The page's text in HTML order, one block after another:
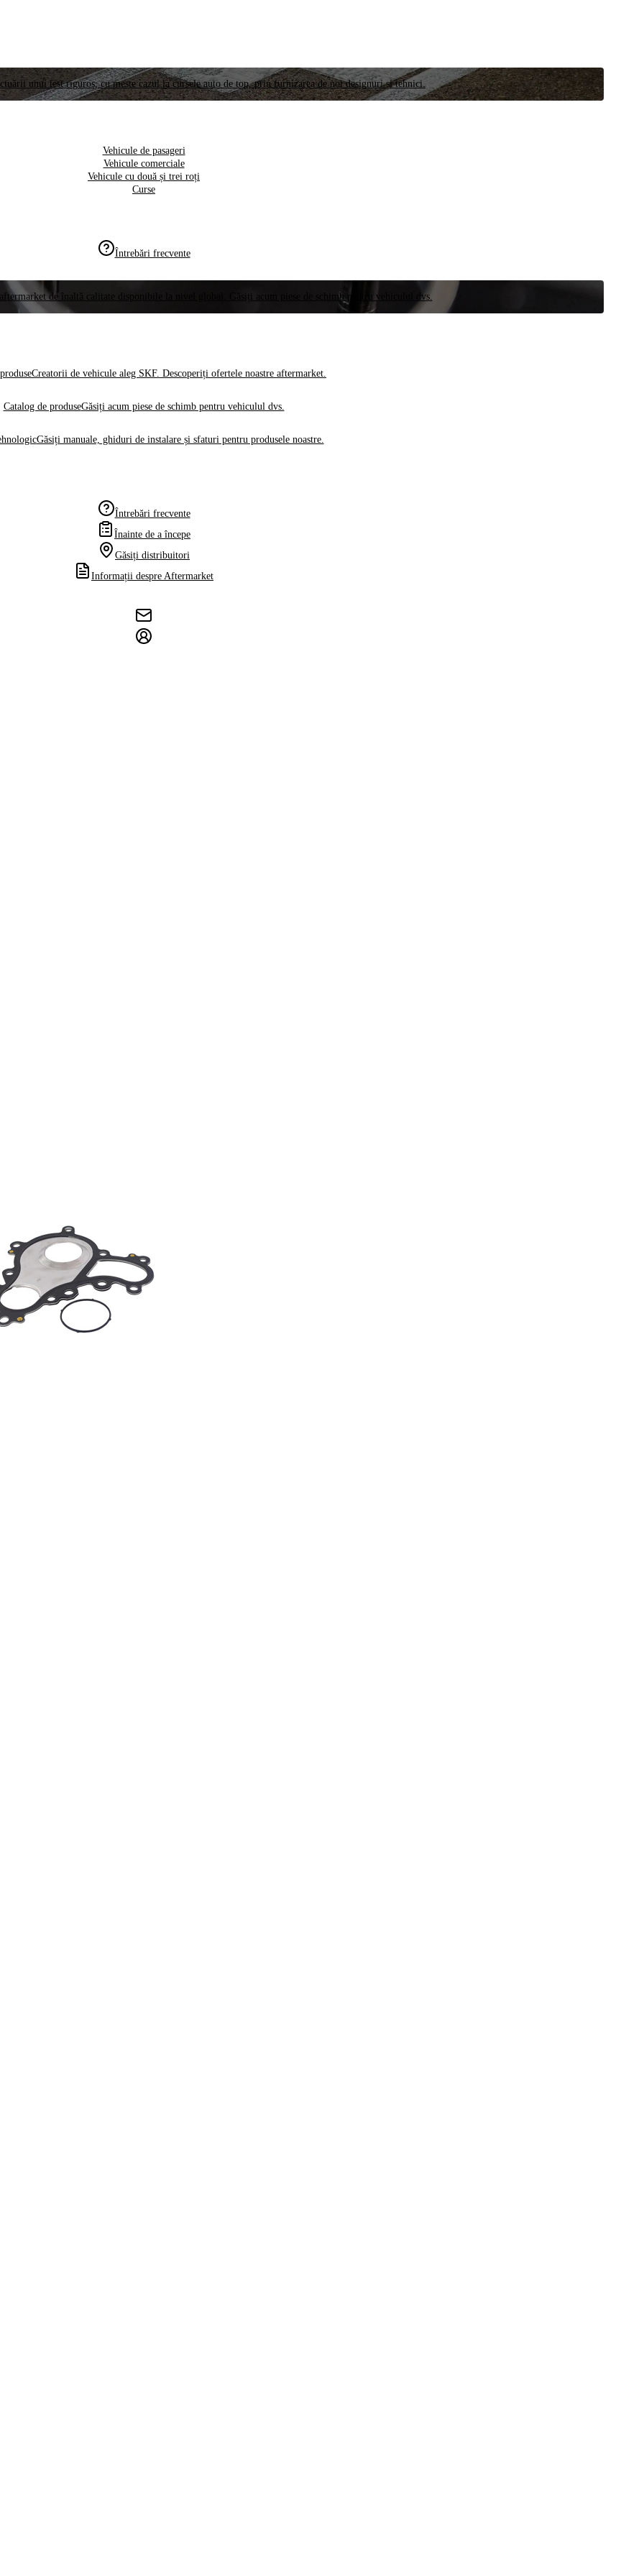
unui test riguros, cu meste cazul la cursele auto de top, prin furnizarea de noi designuri și tehnici.
Vehicule de pasageri
Vehicule comerciale
Vehicule cu două și trei roți
Curse
Întrebări frecvente
de înaltă calitate disponibile la nivel global. Găsiți acum piese de schimb pentru vehiculul dvs.
Creatorii de vehicule aleg SKF. Descoperiți ofertele noastre aftermarket.
Catalog de produseGăsiți acum piese de schimb pentru vehiculul dvs.
Găsiți manuale, ghiduri de instalare și sfaturi pentru produsele noastre.
Întrebări frecvente
Înainte de a începe
Găsiți distribuitori
Informații despre Aftermarket